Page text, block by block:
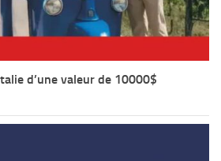
d’une valeur de 10000$